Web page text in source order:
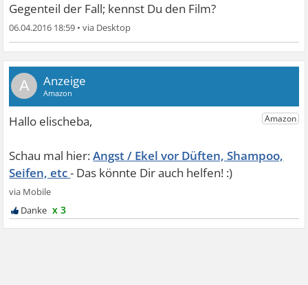
Gegenteil der Fall; kennst Du den Film?
06.04.2016 18:59 •
A
Angst / Ekel vor Düften, Shampoo,
Seifen, etc
x 3